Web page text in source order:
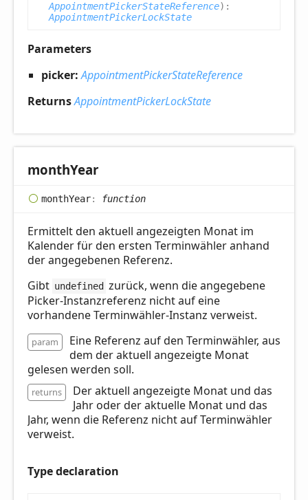
AppointmentPickerStateReference) :
AppointmentPickerLockState
Parameters
picker:AppointmentPickerStateReference
ReturnsAppointmentPickerLockState
monthYear
monthYear: function
Ermittelt den aktuell angezeigten Monat im
Kalender für den ersten Terminwähler anhand
der angegebenen Referenz.
Gibt undefined zurück, wenn die angegebene
Picker-Instanzreferenz nicht auf eine
vorhandene Terminwähler-Instanz verweist.
param
Eine Referenz auf den Terminwähler, aus
dem der aktuell angezeigte Monat
gelesen werden soll.
returns
Der aktuell angezeigte Monat und das
Jahr oder der aktuelle Monat und das
Jahr, wenn die Referenz nicht auf Terminwähler
verweist.
Type declaration